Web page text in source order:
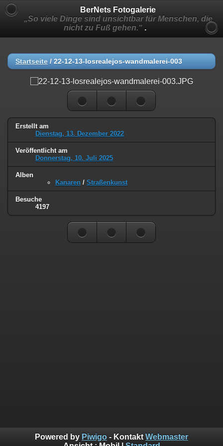
BerNets Fotogalerie
„So viele Dinge sind unsichtbar für Menschen, die
nicht zu Fuß gehen.“ .
Startseite / 22-12-13-losrealejos-wandmalerei-003
Erstellt am
Dienstag, 13. Dezember 2022
Veröffentlicht am
Donnerstag, 10. Juli 2025
Alben
Kanaren / Straßenkunst
Besuche
4197
Powered by Piwigo - Kontakt Webmaster